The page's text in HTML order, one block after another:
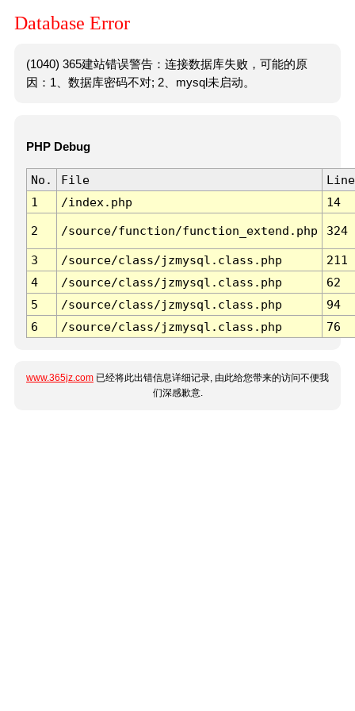
Database Error
(1040) 365建站错误警告：连接数据库失败，可能的原
因：1、数据库密码不对; 2、mysql未启动。
PHP Debug
No. File
Line
1
/index.php 14
2 /source/function/function_extend.php 324
3 /source/class/jzmysql.class.php
211
4
/source/class/jzmysql.class.php
62
5
/source/class/jzmysql.class.php
94
6
/source/class/jzmysql.class.php 76
www.365jz.com 已经将此出错信息详细记录, 由此给您带来的访问不便我
们深感歉意.